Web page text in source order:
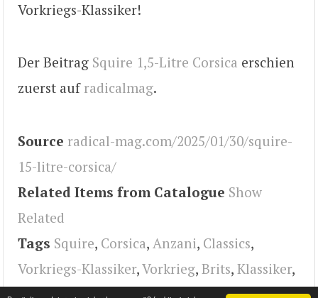
Vorkriegs-Klassiker!
Der Beitrag Squire 1,5-Litre Corsica erschien
zuerst auf radicalmag.
Source radical-mag.com/2025/01/30/squire-
15-litre-corsica/
Related Items from Catalogue Show
Related
Tags Squire, Corsica, Anzani, Classics,
Vorkriegs-Klassiker,Vorkrieg, Brits, Klassiker,
design
radical